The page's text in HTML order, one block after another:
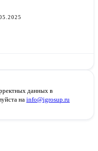
данных в
на info@igrosup.ru